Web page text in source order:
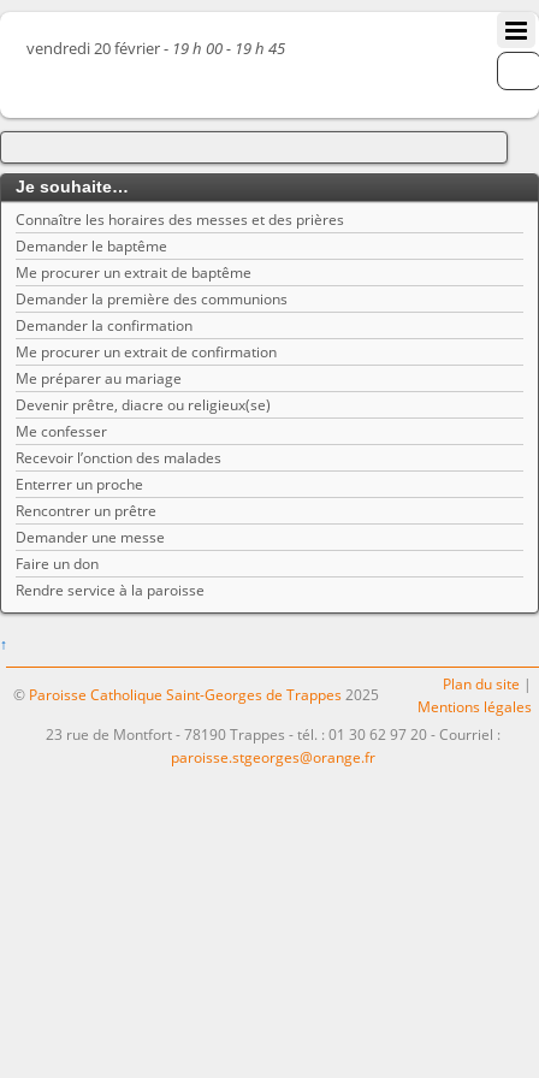
vendredi 20 février - 19 h 00 - 19 h 45
Je souhaite…
Connaître les horaires des messes et des prières
Demander le baptême
Me procurer un extrait de baptême
Demander la première des communions
Demander la confirmation
Me procurer un extrait de confirmation
Me préparer au mariage
Devenir prêtre, diacre ou religieux(se)
Me confesser
Recevoir l’onction des malades
Enterrer un proche
Rencontrer un prêtre
Demander une messe
Faire un don
Rendre service à la paroisse
↑
© Paroisse Catholique Saint-Georges de Trappes 2025
Plan du site |
Mentions légales
23 rue de Montfort - 78190 Trappes - tél. : 01 30 62 97 20 - Courriel :
paroisse.stgeorges@orange.fr